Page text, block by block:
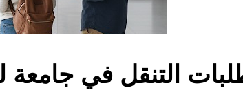
التنقل في جامعة